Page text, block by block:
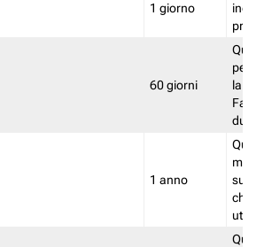
1 giorno
60 giorni
la
1 anno
utenti